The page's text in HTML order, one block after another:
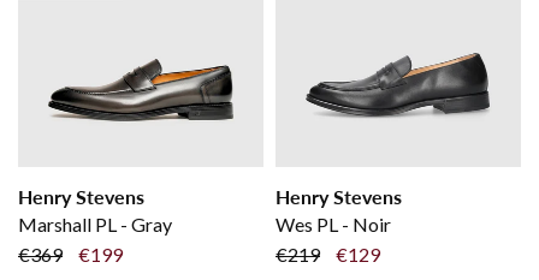
Henry Stevens
Marshall PL - Gray
€369
€199
Henry Stevens
Wes PL - Noir
€219
€129